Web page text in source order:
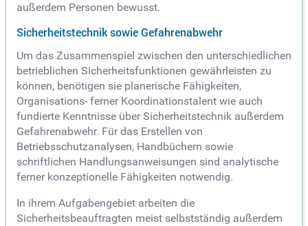
außerdem Personen bewusst.
Sicherheitstechnik sowie Gefahrenabwehr
Um das Zusammenspiel zwischen den unterschiedlichen
betrieblichen Sicherheitsfunktionen gewährleisten zu
können, benötigen sie planerische Fähigkeiten,
Organisations- ferner Koordinationstalent wie auch
fundierte Kenntnisse über Sicherheitstechnik außerdem
Gefahrenabwehr. Für das Erstellen von
Betriebsschutzanalysen, Handbüchern sowie
schriftlichen Handlungsanweisungen sind analytische
ferner konzeptionelle Fähigkeiten notwendig.
In ihrem Aufgabengebiet arbeiten die
Sicherheitsbeauftragten meist selbstständig außerdem